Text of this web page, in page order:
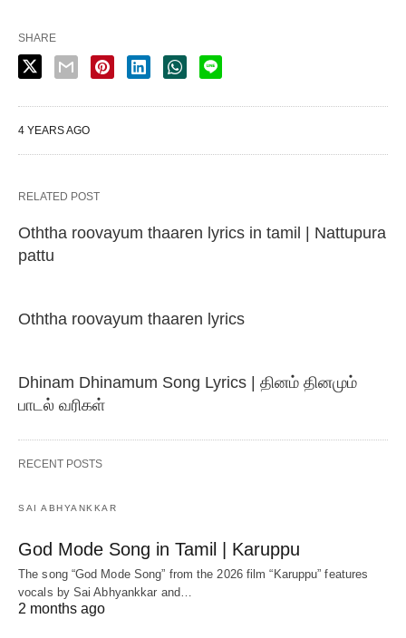
SHARE
4 YEARS AGO
RELATED POST
Oththa roovayum thaaren lyrics in tamil | Nattupura
pattu
Oththa roovayum thaaren lyrics
Dhinam Dhinamum Song Lyrics | தினம் தினமும்
பாடல் வரிகள்
RECENT POSTS
SAI ABHYANKKAR
God Mode Song in Tamil | Karuppu
The song “God Mode Song” from the 2026 film “Karuppu” features
vocals by Sai Abhyankkar‬ and…
2 months ago